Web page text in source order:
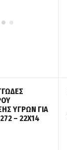
ΥΓΡΩΝ ΓΙΑ
– 22Χ14